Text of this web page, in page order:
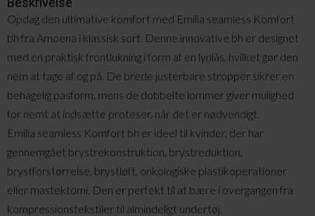
Opdag den ultimative komfort med Emilia seamless Komfort
bh fra Amoena i klassisk sort. Denne innovative bh er designet
med en praktisk frontlukning i form af en lynlås, hvilket gør den
nem at tage af og på. De brede justerbare stropper sikrer en
behagelig pasform, mens de dobbelte lommer giver mulighed
for nemt at indsætte proteser, når det er nødvendigt.
Emilia seamless Komfort bh er ideel til kvinder, der har
gennemgået brystrekonstruktion, brystreduktion,
brystforstørrelse, brystløft, onkologiske plastikoperationer
eller mastektomi. Den er perfekt til at bære i overgangen fra
kompressionstekstiler til almindeligt undertøj.